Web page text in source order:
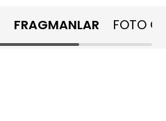
FRAGMANLAR FOTO